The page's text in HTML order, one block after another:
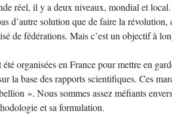
réel, il y a deux niveaux, mondial et local.
d’autre solution que de faire la
de fédérations. Mais c’est un objectif à
organisées en France pour mettre en
la base des rapports scientifiques. Ces
». Nous sommes assez méfiants
et sa formulation.